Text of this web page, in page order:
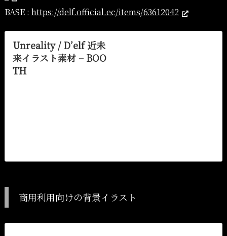
BASE : https://delf.official.ec/items/63612042
Unreality / D’elf 近未
来イラスト素材 – BOO
TH
商用利用向けの背景イラスト